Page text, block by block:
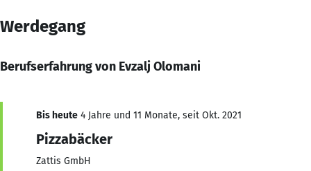
Werdegang
Berufserfahrung von Evzalj Olomani
Bis heute 4 Jahre und 11 Monate, seit Okt. 2021
Pizzabäcker
Zattis GmbH